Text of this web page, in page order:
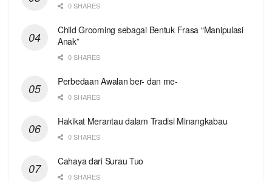
0 SHARES
Child Grooming sebagai Bentuk Frasa “Manipulasi
Anak”
0 SHARES
Perbedaan Awalan ber- dan me-
0 SHARES
Hakikat Merantau dalam Tradisi Minangkabau
0 SHARES
Cahaya dari Surau Tuo
0 SHARES